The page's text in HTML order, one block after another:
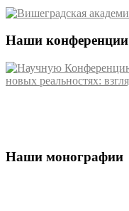
Наши конференции
Наши монографии